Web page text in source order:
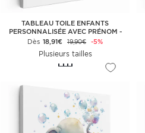
TABLEAU TOILE ENFANTS
PERSONNALISÉE AVEC PRÉNOM -
ARC-EN-CIEL
Dès 18,91€ 19,90€ -5%
Plusieurs tailles